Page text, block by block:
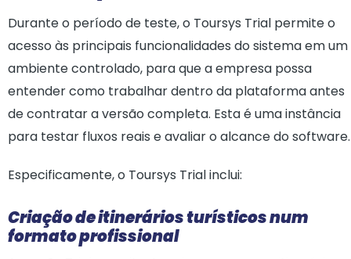
Durante o período de teste, o Toursys Trial permite o
acesso às principais funcionalidades do sistema em um
ambiente controlado, para que a empresa possa
entender como trabalhar dentro da plataforma antes
de contratar a versão completa. Esta é uma instância
para testar fluxos reais e avaliar o alcance do software.
Especificamente, o Toursys Trial inclui:
Criação de itinerários turísticos num
formato profissional